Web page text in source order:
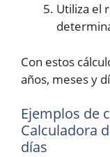
Utiliza el
Con estos
años, meses y
Ejemplos de
Calculadora
días